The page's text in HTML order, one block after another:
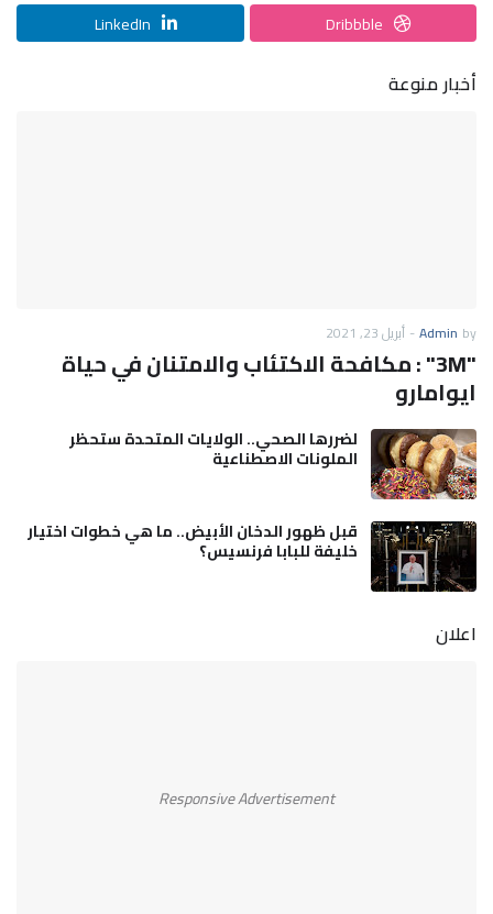
Dribbble
LinkedIn
أخبار منوعة
by
Admin
- أبريل 23, 2021
"3M" : مكافحة الاكتئاب والامتنان في حياة
ايوامارو
لضررها الصحي.. الولايات المتحدة ستحظر
الملونات الاصطناعية
قبل ظهور الدخان الأبيض.. ما هي خطوات اختيار
خليفة للبابا فرنسيس؟
اعلان
Responsive Advertisement